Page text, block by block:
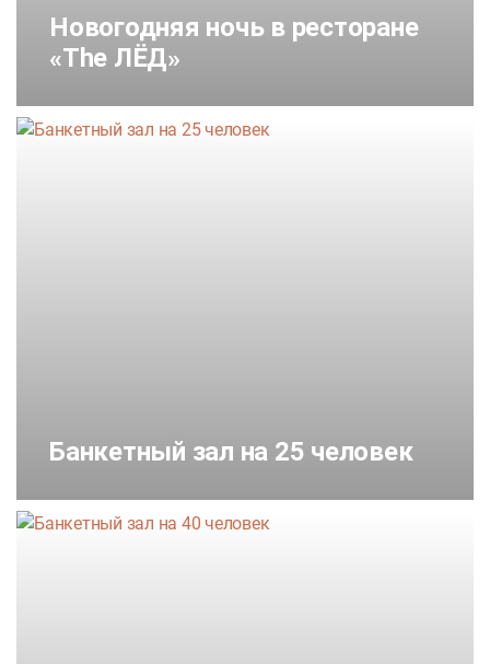
Новогодняя ночь в ресторане
«The ЛЁД»
Банкетный зал на 25 человек